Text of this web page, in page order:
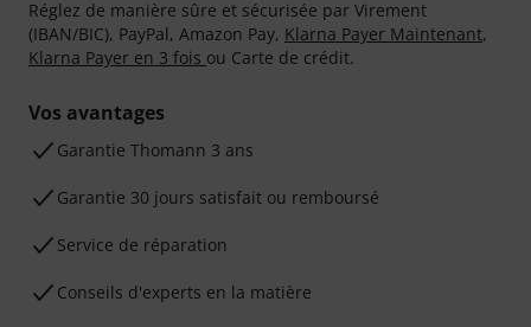
Réglez de manière sûre et sécurisée par Virement
(IBAN/BIC), PayPal, Amazon Pay, Klarna Payer Maintenant,
Klarna Payer en 3 fois ou Carte de crédit.
Vos avantages
Ga­ran­tie Thomann 3 ans
Garantie 30 jours satisfait ou remboursé
Service de réparation
Conseils d'experts en la matière